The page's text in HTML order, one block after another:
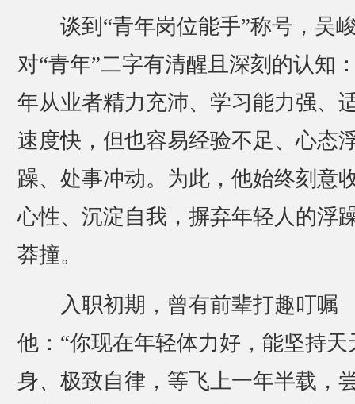
谈到“青年岗位能手”称号，吴
对“青年”二字有清醒且深刻的认知
年从业者精力充沛、学习能力强、
速度快，但也容易经验不足、心态
躁、处事冲动。为此，他始终刻意
心性、沉淀自我，摒弃年轻人的浮
莽撞。
入职初期，曾有前辈打趣叮嘱
他：“你现在年轻体力好，能坚持天
身、极致自律，等飞上一年半载，